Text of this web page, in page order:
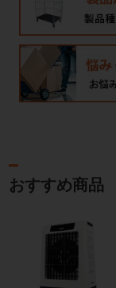
おすすめ商品